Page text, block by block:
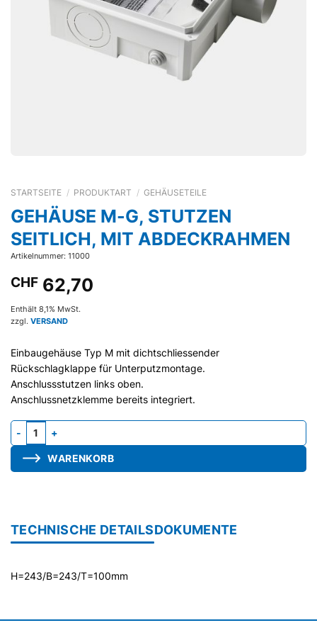
STARTSEITE / PRODUKTART / GEHÄUSETEILE
GEHÄUSE M-G, STUTZEN
SEITLICH, MIT ABDECKRAHMEN
Artikelnummer: 11000
CHF 62,70
Enthält 8,1% MwSt.
zzgl. VERSAND
Einbaugehäuse Typ M mit dichtschliessender
Rückschlagklappe für Unterputzmontage.
Anschlussstutzen links oben.
Anschlussnetzklemme bereits integriert.
Gehäuse M-G, Stutzen seitlich, mit Abdeckrahmen Menge
WARENKORB
TECHNISCHE DETAILSDOKUMENTE
H=243/B=243/T=100mm